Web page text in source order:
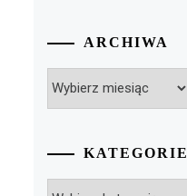
ARCHIWA
KATEGORIE